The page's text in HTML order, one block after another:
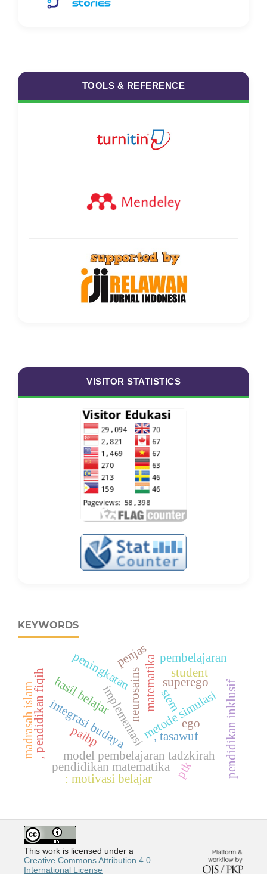
TOOLS & REFERENCE
VISITOR STATISTICS
KEYWORDS
implementasi
model pembelajaran tadzkirah
metode simulasi
hasil belajar matematika pendidikan inklusif
integrasi budaya
neurosains
pendidikan matematika
stem
, tasawuf
ego
superego
peningkatan
paibp
ptk
: motivasi belajar
, pendidikan fiqih
madrasah islam
student
pembelajaran
penjas
This work is licensed under a
Creative Commons Attribution 4.0
International License